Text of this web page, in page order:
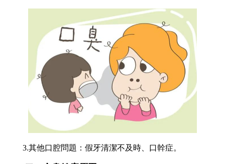
3.其他口腔問題：假牙清潔不及時、口幹症。